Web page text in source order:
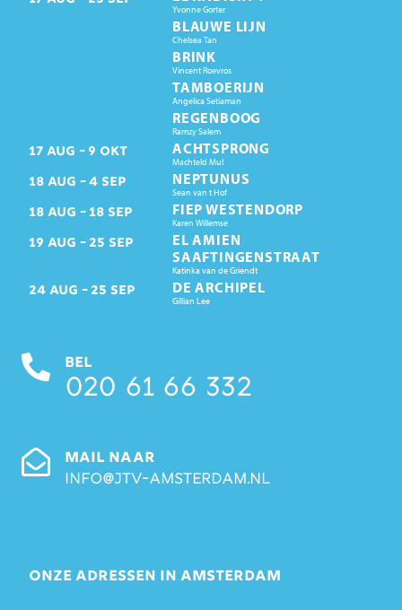
Yvonne Gorter
BLAUWE LIJN
Chelsea Tan
BRINK
Vincent Roevros
TAMBOERIJN
Angelica Setiaman
REGENBOOG
Ramzy Salem
17 AUG 9 OKT ACHTSPRONG
Machteld Mul
18 AUG 4 SEP NEPTUNUS
Sean van t Hof
18 AUG 18 SEP FIEP WESTENDORP
Karen Willemse
19 AUG 25 SEP
EL AMIEN
SAAFTINGENSTRAAT
Katinka van de Griendt
24 AUG 25 SEP DE ARCHIPEL
Gillian Lee
BEL
020 61 66 332
MAIL NAAR
info@jtv-amsterdam.nl
ONZE ADRESSEN IN AMSTERDAM